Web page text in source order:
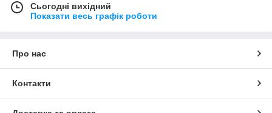
Сьогодні вихідний
Показати весь графік роботи
Про нас
Контакти